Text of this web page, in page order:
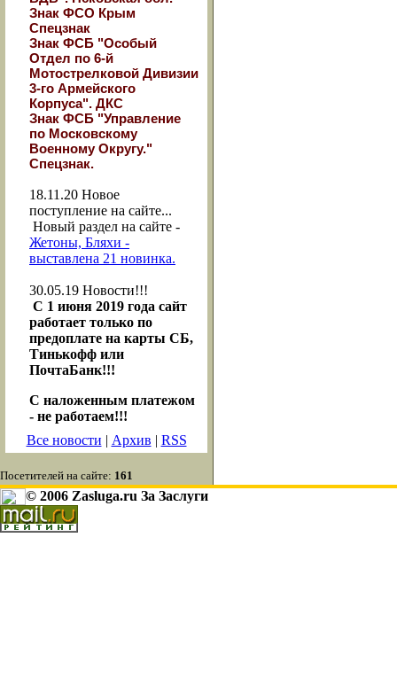
Знак ФСО Крым
Спецзнак
Знак ФСБ "Особый
Отдел по 6-й
Мотострелковой Дивизии
3-го Армейского
Корпуса". ДКС
Знак ФСБ "Управление
по Московскому
Военному Округу."
Спецзнак.
18.11.20 Новое
поступление на сайте...
Новый раздел на сайте -
Жетоны, Бляхи -
выставлена 21 новинка.
30.05.19 Новости!!!
С 1 июня 2019 года сайт
работает только по
предоплате на карты СБ,
Тинькофф или
ПочтаБанк!!!
С наложенным платежом
- не работаем!!!
Все новости | Архив | RSS
Посетителей на сайте: 161
© 2006 Zasluga.ru За Заслуги